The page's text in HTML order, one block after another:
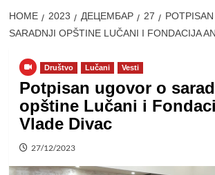
HOME 2023 ДЕЦЕМБАР 27
SARADNJI OPŠTINE LUČANI I FONDACIJA
Društvo Lučani Vesti
Potpisan ugovor o
opštine Lučani i
Vlade Divac
27/12/2023